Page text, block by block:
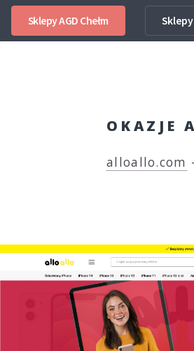
Sklepy AGD Chełm Sklepy